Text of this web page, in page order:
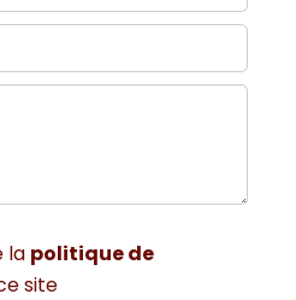
la politique de
site